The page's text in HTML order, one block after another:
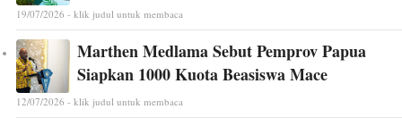
19/07/2026 - klik judul untuk membaca
Marthen Medlama Sebut Pemprov Papua
Siapkan 1000 Kuota Beasiswa Mace
12/07/2026 - klik judul untuk membaca